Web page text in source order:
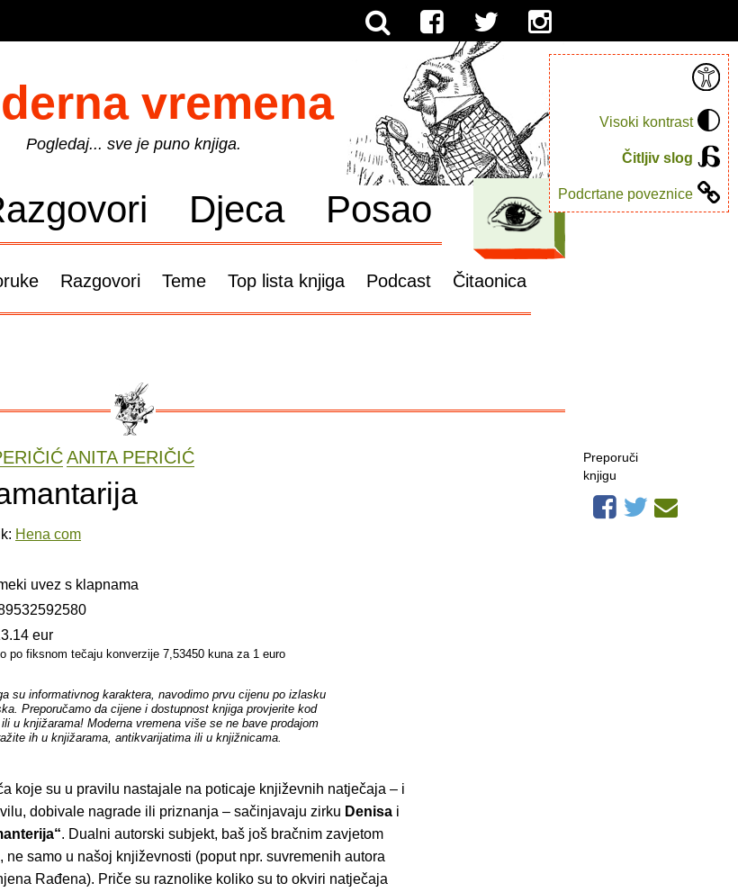
Visoki kontrast
Čitljiv slog
Podcrtane poveznice
vremena
Pogledaj... sve je puno knjiga.
Djeca Posao
Razgovori Teme Top lista knjiga Podcast Čitaonica
ANITA PERIČIĆ
Hena com
uvez s klapnama
eur
po fiksnom tečaju konverzije 7,53450 kuna za 1 euro
su informativnog karaktera, navodimo prvu cijenu po izlasku
Preporučamo da cijene i dostupnost knjiga provjerite kod
u knjižarama! Moderna vremena više se ne bave prodajom
ih u knjižarama, antikvarijatima ili u knjižnicama.
koje su u pravilu nastajale na poticaje književnih natječaja – i
dobivale nagrade ili priznanja – sačinjavaju zirku Denisa i
. Dualni autorski subjekt, baš još bračnim zavjetom
ne samo u našoj književnosti (poput npr. suvremenih autora
Rađena). Priče su raznolike koliko su to okviri natječaja
Preporuči
knjigu